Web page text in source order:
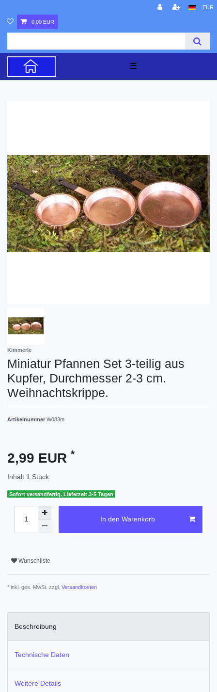
EUR
0,00 EUR
☰
Kimmerle
Miniatur Pfannen Set 3-teilig aus
Kupfer, Durchmesser 2-3 cm.
Weihnachtskrippe.
Artikelnummer W083m
2,99 EUR *
Inhalt 1 Stück
Sofort versandfertig. Lieferzeit 3-5 Tagen
In den Warenkorb
Wunschliste
* inkl. ges. MwSt. zzgl. Versandkosten
Beschreibung
Technische Daten
Weitere Details